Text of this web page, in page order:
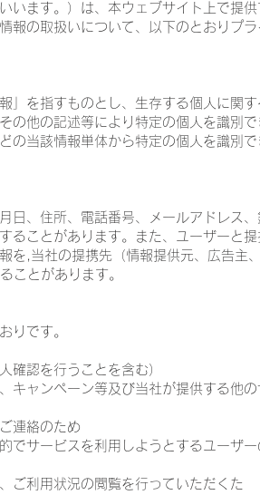
います。）は、本ウェブサイト上で提
報の取扱いについて、以下のとおりプラ
」を指すものとし、生存する個人に関
の他の記述等により特定の個人を識別
の当該情報単体から特定の個人を識別
日、住所、電話番号、メールアドレス
ることがあります。また、ユーザーと
を,当社の提携先（情報提供元、広告主
ことがあります。
りです。
確認を行うことを含む）
キャンペーン等及び当社が提供する他
連絡のため
でサービスを利用しようとするユーザ
ご利用状況の閲覧を行っていただくた